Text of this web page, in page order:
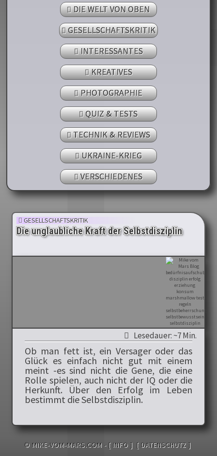
DIE WELT VON OBEN
GESELLSCHAFTSKRITIK
INTERESSANTES
KREATIVES
PHOTOGRAPHIE
QUIZ & TESTS
TECHNIK & REVIEWS
UKRAINE-KRIEG
VERSCHIEDENES
GESELLSCHAFTSKRITIK
Die unglaubliche Kraft der Selbstdisziplin
Lesedauer: ~7 Min.
Ob man fett ist, ein Versager oder das
Glück es einfach nicht gut mit einem
meint -es sind nicht die Gene, die eine
Rolle spielen, auch nicht der IQ oder die
Herkunft. Über den Erfolg im Leben
bestimmt die Selbstdisziplin.
© MIKE-VOM-MARS.COM - [ INFO ] [ DATENSCHUTZ ]